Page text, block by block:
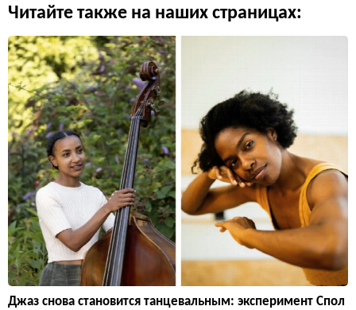
Читайте также на наших страницах:
Джаз снова становится танцевальным: эксперимент Спол